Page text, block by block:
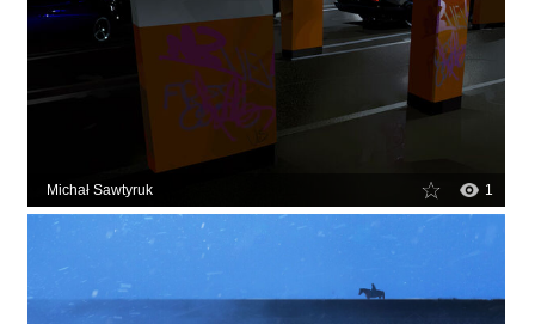
Michał Sawtyruk 1